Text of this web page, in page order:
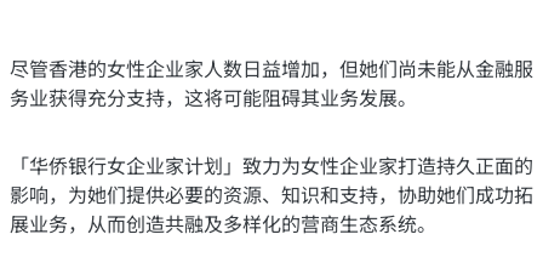
尽管香港的女性企业家人数日益增加，但她们尚未能从金融服
务业获得充分支持，这将可能阻碍其业务发展。
「华侨银行女企业家计划」致力为女性企业家打造持久正面的
影响，为她们提供必要的资源、知识和支持，协助她们成功拓
展业务，从而创造共融及多样化的营商生态系统。